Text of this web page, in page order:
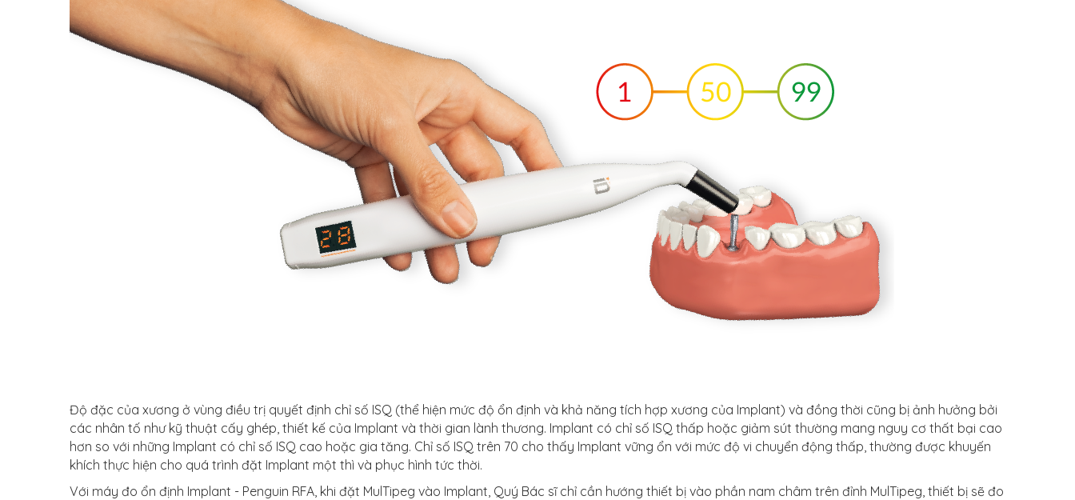
Độ đặc của xương ở vùng điều trị quyết định chỉ số ISQ (thể hiện mức độ ổn định và khả năng tích hợp xương của Implant) và đồng thời cũng bị ảnh hưởng bởi
các nhân tố như kỹ thuật cấy ghép, thiết kế của Implant và thời gian lành thương. Implant có chỉ số ISQ thấp hoặc giảm sút thường mang nguy cơ thất bại cao
hơn so với những Implant có chỉ số ISQ cao hoặc gia tăng. Chỉ số ISQ trên 70 cho thấy Implant vững ổn với mức độ vi chuyển động thấp, thường được khuyến
khích thực hiện cho quá trình đặt Implant một thì và phục hình tức thời.
Với máy đo ổn định Implant - Penguin RFA, khi đặt MulTipeg vào Implant, Quý Bác sĩ chỉ cần hướng thiết bị vào phần nam châm trên đỉnh MulTipeg, thiết bị sẽ đo